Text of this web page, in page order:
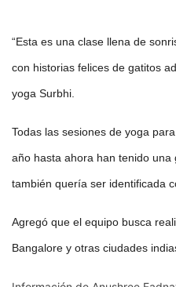
“Esta es una clase llena de
con historias felices de gatitos
yoga Surbhi.
Todas las sesiones de yoga
año hasta ahora han tenido
también quería ser identificada
Agregó que el equipo busca
Bangalore y otras ciudades